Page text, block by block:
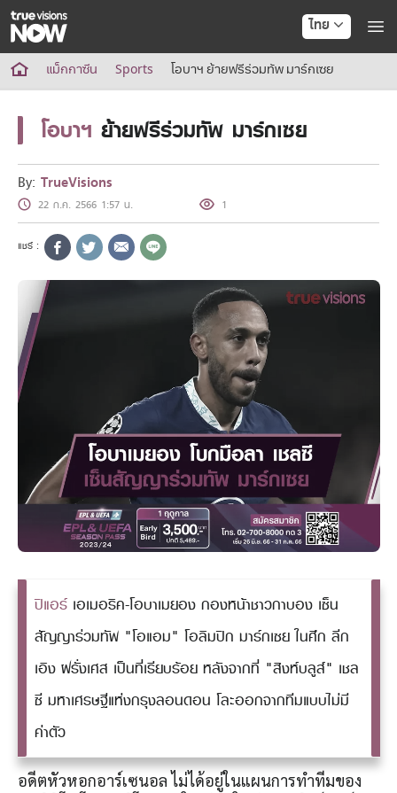
ไทย
True AF2026
แพ็กเกจ
NOW SPORTS
NOW Muay Thai
แพ็กเกจทรูวิชันส์นาวทั้งหมด
เคเบิลและจานดาวเทียม
สิทธิพิเศษ
สิทธิพิเศษลูกค้าทรูวิชั่นส์
HoReCa
แพ็กเกจสำหรับผู้ประกอบการ
FAQs
แม็กกาซีน Sports โอบาฯ ย้ายฟรีร่วมทัพ มาร์กเซย
โอบาฯ ย้ายฟรีร่วมทัพ มาร์กเซย
By: TrueVisions
22 ก.ค. 2566 1:57 น. 1
ปิแอร์ เอเมอริค-โอบาเมยอง กองหน้าชาวกาบอง เซ็น
สัญญาร่วมทัพ "โอแอม" โอลิมปิก มาร์กเซย ในศึก ลีก
เอิง ฝรั่งเศส เป็นที่เรียบร้อย หลังจากที่ "สิงห์บลูส์" เชล
ซี มหาเศรษฐีแห่งกรุงลอนดอน โละออกจากทีมแบบไม่มี
ค่าตัว
อดีตหัวหอกอาร์เซนอล ไม่ได้อยู่ในแผนการทำทีมของ